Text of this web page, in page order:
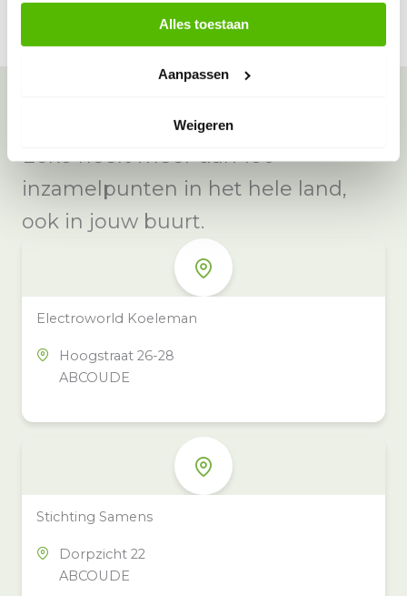
Alles toestaan
Aanpassen
Weigeren
Meer inzamelpunten in de buurt
Eeko heeft meer dan 100
inzamelpunten in het hele land,
ook in jouw buurt.
Electroworld Koeleman
Hoogstraat 26-28
ABCOUDE
Stichting Samens
Dorpzicht 22
ABCOUDE